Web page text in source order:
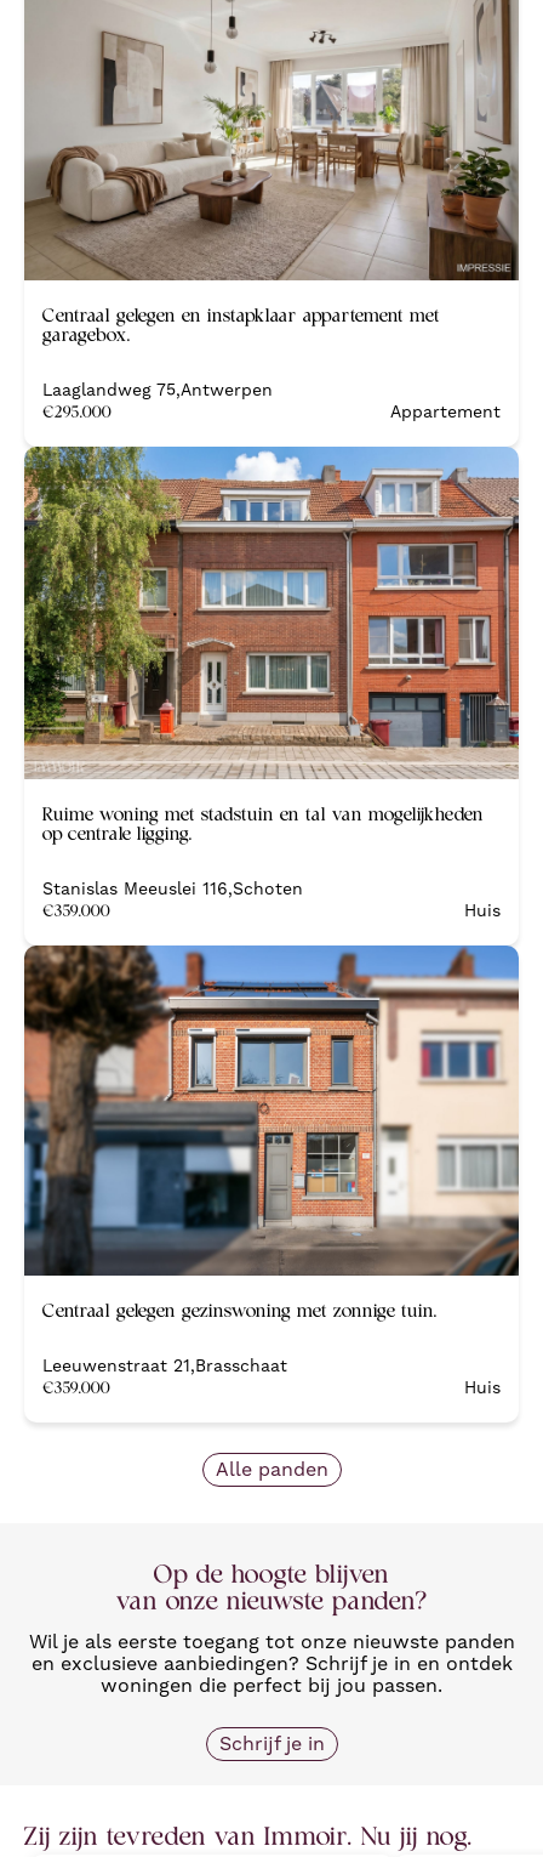
Centraal gelegen en instapklaar appartement met
garagebox.
Laaglandweg 75,Antwerpen
€295.000 Appartement
Ruime woning met stadstuin en tal van mogelijkheden
op centrale ligging.
Stanislas Meeuslei 116,Schoten
€359.000 Huis
Centraal gelegen gezinswoning met zonnige tuin.
Leeuwenstraat 21,Brasschaat
€359.000 Huis
Alle panden
Op de hoogte blijven
van onze nieuwste panden?
Wil je als eerste toegang tot onze nieuwste panden
en exclusieve aanbiedingen? Schrijf je in en ontdek
woningen die perfect bij jou passen.
Schrijf je in
Zij zijn tevreden van Immoir. Nu jij nog.